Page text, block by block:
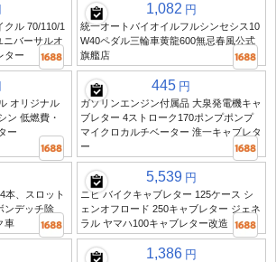
クル 70/110/1
ニバーサルオ
ター
1,082 円
統一オートバイオイルフルシンセシス10
W40ペダル三輪車黄龍600無忌春風公式
旗艦店
オリジナル
ン 低燃費・
ー
445 円
ガソリンエンジン付属品 大泉発電機キャ
ブレター 4ストローク170ポンプポンプ
マイクロカルチベーター 淮一キャブレタ
ー
本、スロット
ンデッチ除
車
5,539 円
ニビ バイクキャブレター 125ケース シ
ェンオフロード 250キャブレター ジェネ
ラル ヤマハ100キャブレター改造
1,386 円